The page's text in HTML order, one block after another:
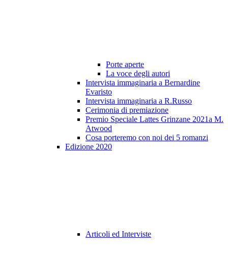
Porte aperte
La voce degli autori
Intervista immaginaria a Bernardine
Evaristo
Intervista immaginaria a R.Russo
Cerimonia di premiazione
Premio Speciale Lattes Grinzane 2021a M.
Atwood
Cosa porteremo con noi dei 5 romanzi
Edizione 2020
Articoli ed Interviste